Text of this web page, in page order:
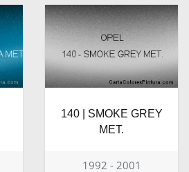
140 | SMOKE GREY
MET.
1992 - 2001